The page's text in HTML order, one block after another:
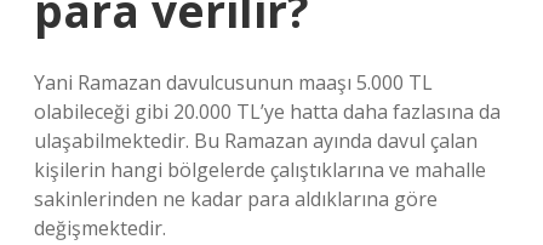
Yani Ramazan davulcusunun maaşı 5.000 TL
olabileceği gibi 20.000 TL’ye hatta daha fazlasına da
ulaşabilmektedir. Bu Ramazan ayında davul çalan
kişilerin hangi bölgelerde çalıştıklarına ve mahalle
sakinlerinden ne kadar para aldıklarına göre
değişmektedir.